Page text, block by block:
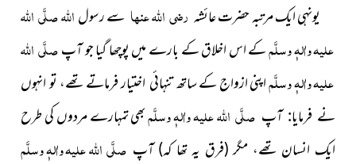
یونہی ایک مرتبہ حضرت عائشہ رضی اللہ عنہا سے رسولاللہصلَّی اللہ
علیہ واٰلہٖ وسلَّمکے اس اخلاق کے بارے میں پوچھا گیا جو آپصلَّی اللہ
علیہ واٰلہٖ وسلَّماپنی ازواج کے ساتھ تنہائی اختیار فرماتے تھے، تو انہوں
نے فرمایا: آپ صلَّی اللہ علیہ واٰلہٖ وسلَّمبھی تمہارے مردوں کیطرح
ایک انسان تھے، مگر (فرق یہ تھا کہ) آپ صلَّی اللہ علیہ واٰلہٖ وسلَّم